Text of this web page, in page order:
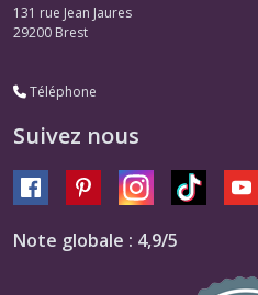
131 rue Jean Jaures
29200 Brest
Téléphone
Suivez nous
Note globale : 4,9/5